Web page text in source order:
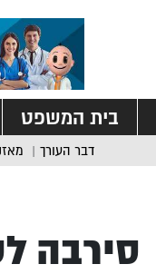
בית המשפט
דבר העורך
סירבה